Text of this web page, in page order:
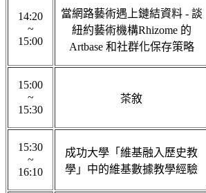
14:20
~
15:00
當網路藝術遇上鏈結資料 - 談
紐約藝術機構Rhizome 的
Artbase 和社群化保存策略
15:00
~
15:30
茶敘
15:30
~
16:10
成功大學「維基融入歷史教
學」中的維基數據教學經驗